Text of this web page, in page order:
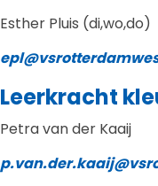
Esther Pluis (di,wo,do)
Leerkracht
Petra van der Kaaij